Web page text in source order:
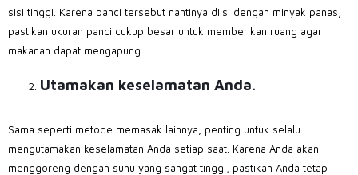
sisi tinggi. Karena panci tersebut nantinya diisi dengan minyak panas,
pastikan ukuran panci cukup besar untuk memberikan ruang agar
makanan dapat mengapung.
Utamakan keselamatan Anda.
Sama seperti metode memasak lainnya, penting untuk selalu
mengutamakan keselamatan Anda setiap saat. Karena Anda akan
menggoreng dengan suhu yang sangat tinggi, pastikan Anda tetap